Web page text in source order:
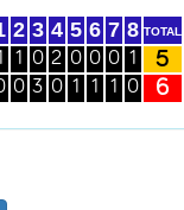
2
1
0
3
0
3
4
2
0
5
0
1
6
0
1
7
0
1
8
1
0
TOTAL
5
6